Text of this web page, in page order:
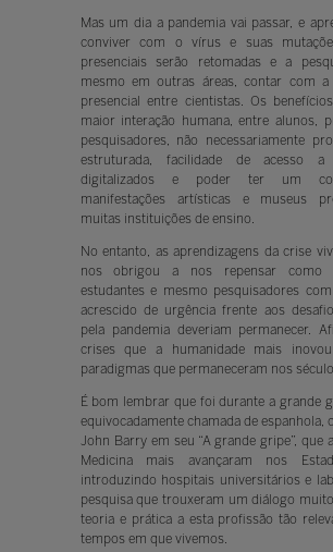
Mas um dia a pandemia vai passar, e
conviver com o vírus e suas
presenciais serão retomadas e a
mesmo em outras áreas, contar com a
presencial entre cientistas. Os
maior interação humana, entre alunos,
pesquisadores, não necessariamente
estruturada, facilidade de acesso
digitalizados e poder ter um
manifestações artísticas e museus
muitas instituições de ensino.
No entanto, as aprendizagens da crise
nos obrigou a nos repensar como
estudantes e mesmo pesquisadores
acrescido de urgência frente aos
pela pandemia deveriam permanecer.
crises que a humanidade mais
paradigmas que permaneceram nos
É bom lembrar que foi durante a grande
equivocadamente chamada de espanhola,
John Barry em seu “A grande gripe”, que
Medicina mais avançaram nos
introduzindo hospitais universitários e
pesquisa que trouxeram um diálogo
teoria e prática a esta profissão tão
tempos em que vivemos.